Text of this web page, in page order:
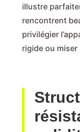
illustre
rencontrent
privilégier
rigide ou